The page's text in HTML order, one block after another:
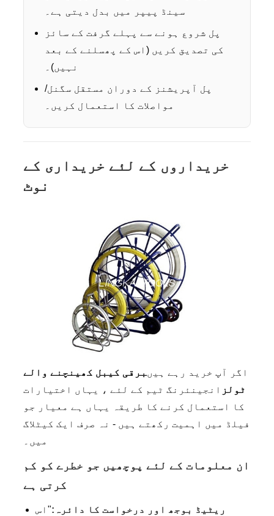
سینڈ پیپر میں بدل دیتی ہے۔
پل شروع ہونے سے پہلے گرفت کے سائز
کی تصدیق کریں (اس کے پھسلنے کے بعد
نہیں)۔
پل آپریشنز کے دوران مستقل سگنل/
مواصلات کا استعمال کریں۔
خریداروں کے لئے خریداری کے
نوٹ
اگر آپ خرید رہے ہیںبرقی کیبل کھینچنے والے
ٹولز انجینئرنگ ٹیم کے لئے ، یہاں اختیارات
کا استعمال کرنے کا طریقہ یہاں ہے معیار جو
فیلڈ میں اہمیت رکھتے ہیں - نہ صرف ایک کیٹلاگ
میں۔
ان معلومات کے لئے پوچھیں جو خطرے کو کم
کرتی ہے
ریٹیڈ بوجھ اور درخواست کا دائرہ:"اس